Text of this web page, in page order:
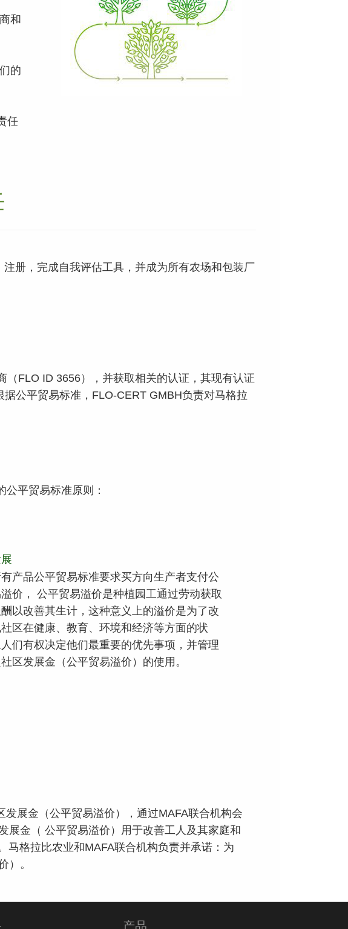
和
的
任
册，完成自我评估工具，并成为所有农场和包装厂
FLO ID 3656），并获取相关的认证，其现有认证
公平贸易标准，FLO-CERT GMBH负责对马格拉
平贸易标准原则：
产品公平贸易标准要求买方向生产者支付公
价， 公平贸易溢价是种植园工通过劳动获取
以改善其生计，这种意义上的溢价是为了改
区在健康、教育、环境和经济等方面的状
们有权决定他们最重要的优先事项，并管理
区发展金（公平贸易溢价）的使用。
展金（公平贸易溢价），通过MAFA联合机构会
展金（ 公平贸易溢价）用于改善工人及其家庭和
马格拉比农业和MAFA联合机构负责并承诺：为
）。
产品